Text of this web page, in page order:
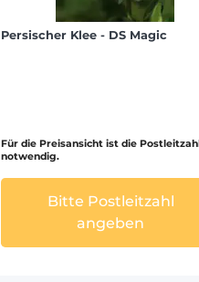
Persischer Klee - DS Magic
Für die Preisansicht ist die Postleitzahl
notwendig.
Bitte Postleitzahl
angeben